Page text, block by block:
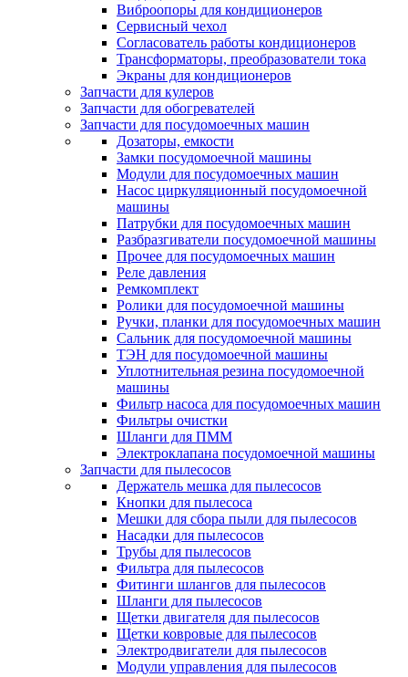
Виброопоры для кондиционеров
Сервисный чехол
Согласователь работы кондиционеров
Трансформаторы, преобразователи тока
Экраны для кондиционеров
Запчасти для кулеров
Запчасти для обогревателей
Запчасти для посудомоечных машин
Дозаторы, емкости
Замки посудомоечной машины
Модули для посудомоечных машин
Насос циркуляционный посудомоечной
машины
Патрубки для посудомоечных машин
Разбразгиватели посудомоечной машины
Прочее для посудомоечных машин
Реле давления
Ремкомплект
Ролики для посудомоечной машины
Ручки, планки для посудомоечных машин
Сальник для посудомоечной машины
ТЭН для посудомоечной машины
Уплотнительная резина посудомоечной
машины
Фильтр насоса для посудомоечных машин
Фильтры очистки
Шланги для ПММ
Электроклапана посудомоечной машины
Запчасти для пылесосов
Держатель мешка для пылесосов
Кнопки для пылесоса
Мешки для сбора пыли для пылесосов
Насадки для пылесосов
Трубы для пылесосов
Фильтра для пылесосов
Фитинги шлангов для пылесосов
Шланги для пылесосов
Щетки двигателя для пылесосов
Щетки ковровые для пылесосов
Электродвигатели для пылесосов
Модули управления для пылесосов